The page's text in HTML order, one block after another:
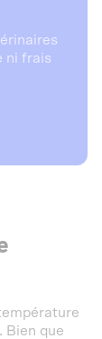
ni frais
. Bien que